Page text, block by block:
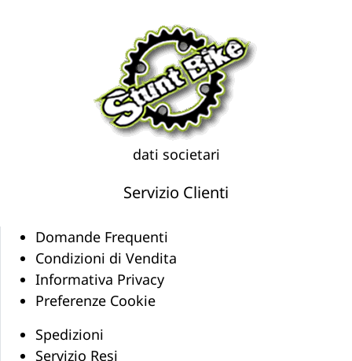
dati societari
Servizio Clienti
Domande Frequenti
Condizioni di Vendita
Informativa Privacy
Preferenze Cookie
Spedizioni
Servizio Resi